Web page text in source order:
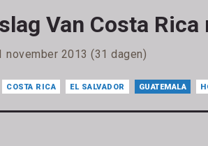
Van Costa Rica
november 2013 (31 dagen)
COSTA RICA EL SALVADOR GUATEMALA